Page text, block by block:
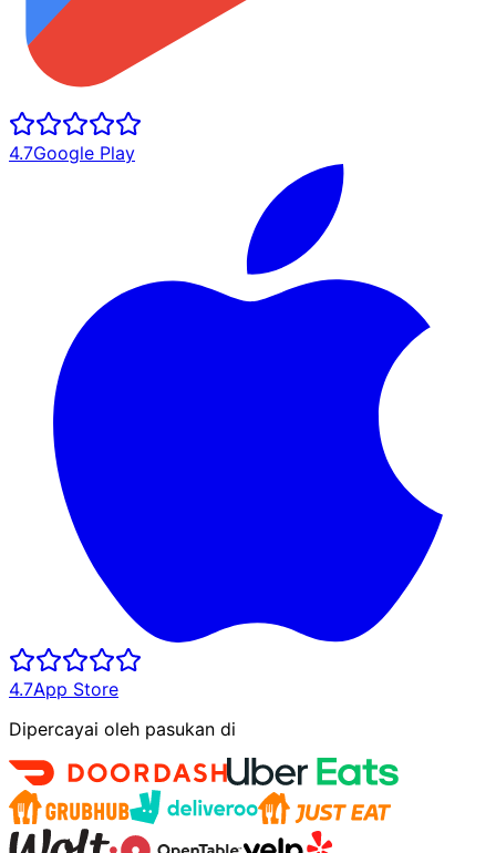
4.7Google Play
4.7App Store
Dipercayai oleh pasukan di